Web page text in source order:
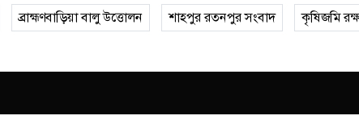
ব্রাহ্মণবাড়িয়া বালু উত্তোলন শাহপুর রতনপুর সংবাদ
কৃষিজমি